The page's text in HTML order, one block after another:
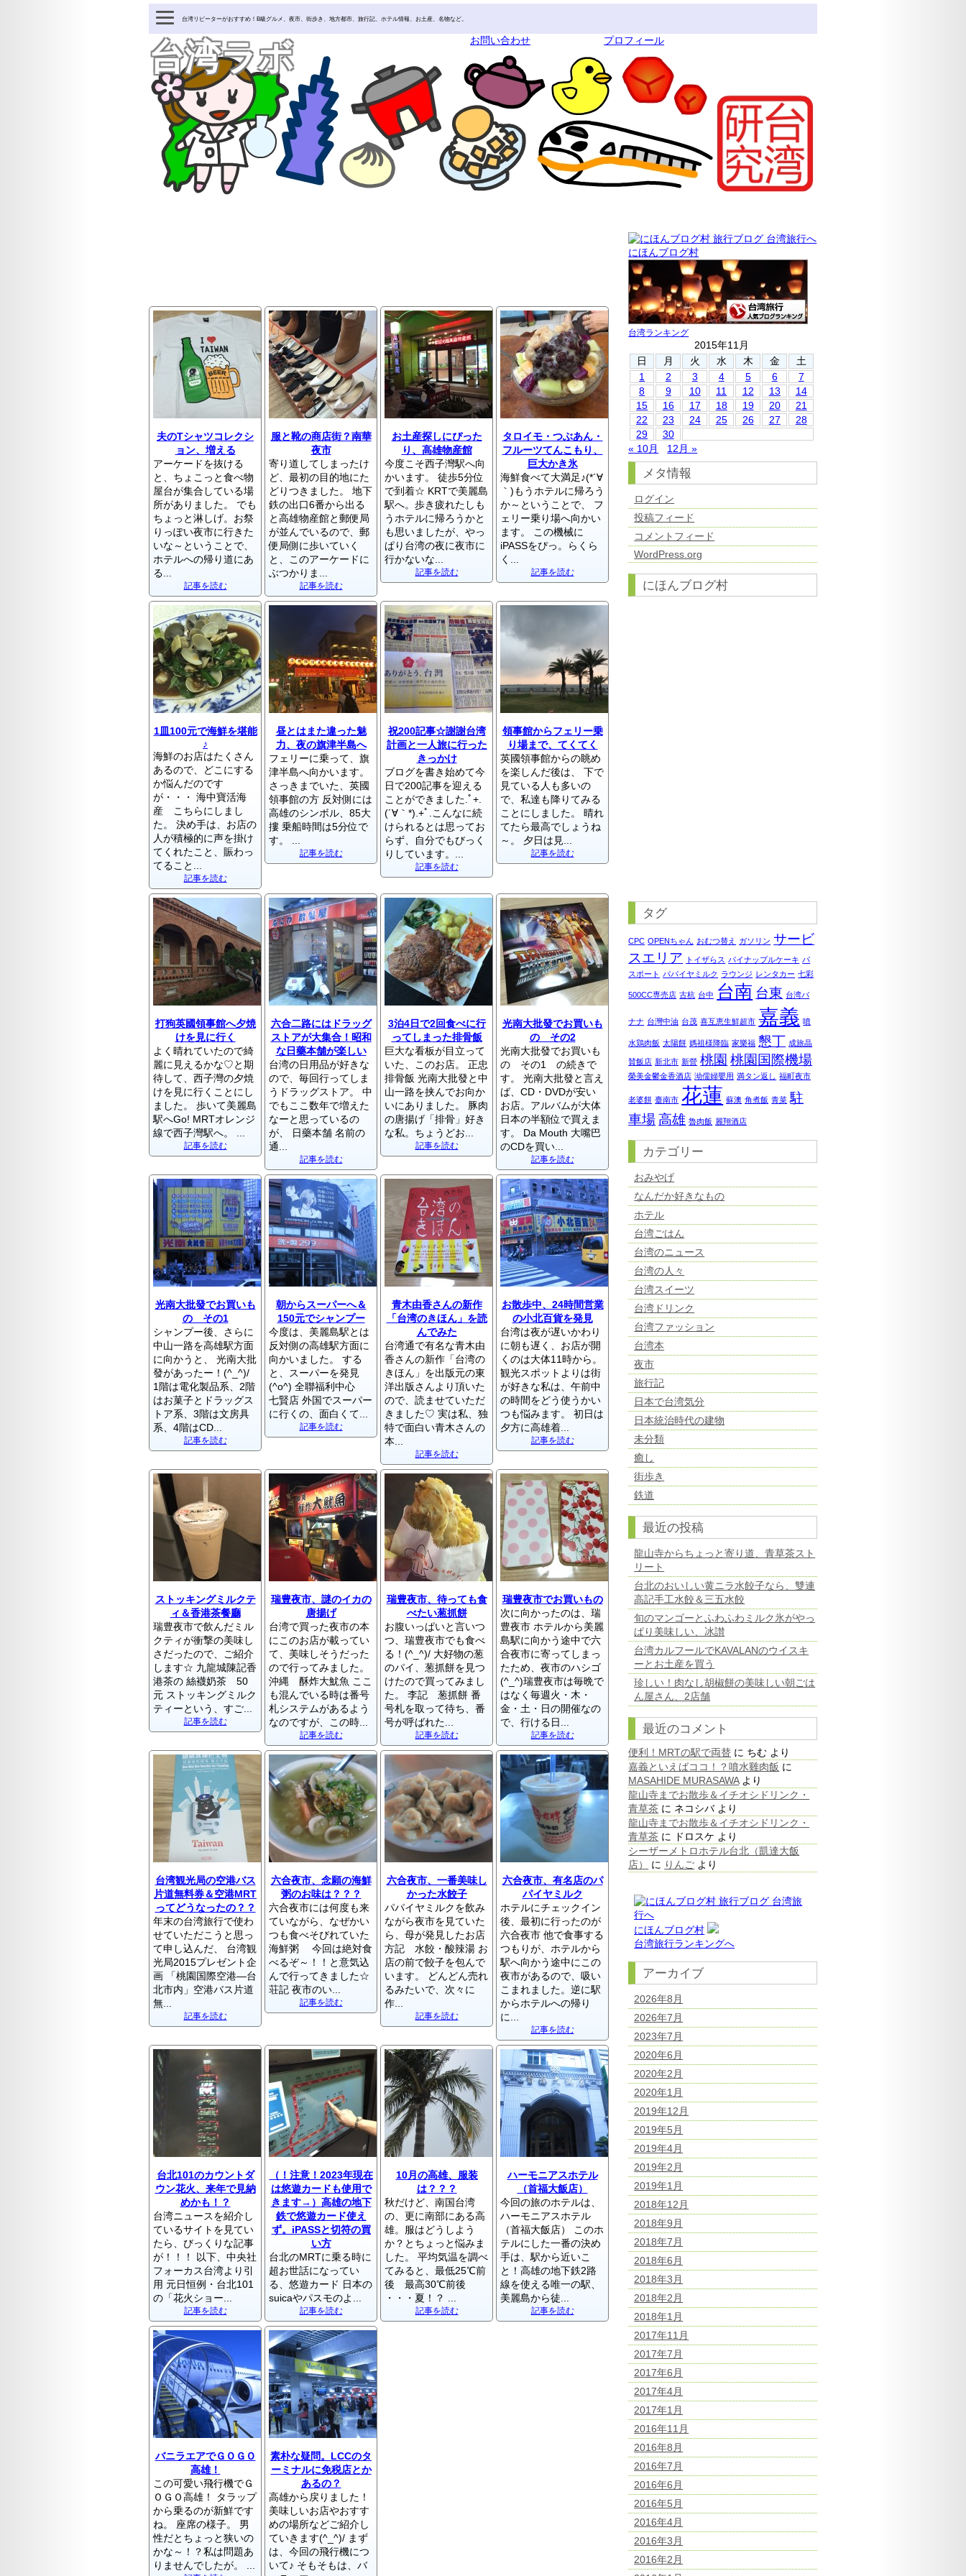
台湾リピーターがおすすめ！B級グルメ、夜市、街歩き、地方都市、旅行記、ホテル情報、お土産、名物など。
台湾ラボ お問い合わせ プロフィール
夫のTシャツコレクシ
ョン、増える
アーケードを抜ける
と、ちょこっと食べ物
屋台が集合している場
所がありました。 でも
ちょっと淋しげ。お祭
りっぽい夜市に行きた
いな～ということで、
ホテルへの帰り道にあ
る...
記事を読む
服と靴の商店街？南華
夜市
寄り道してしまったけ
ど、最初の目的地にた
どりつきました。 地下
鉄の出口6番から出る
と高雄物産館と郵便局
が並んでいるので、郵
便局側に歩いていく
と、このアーケードに
ぶつかりま...
記事を読む
お土産探しにぴった
り、高雄物産館
今度こそ西子灣駅へ向
かいます。 徒歩5分位
で到着☆ KRTで美麗島
駅へ。歩き疲れたしも
うホテルに帰ろうかと
も思いましたが、やっ
ぱり台湾の夜に夜市に
行かないな...
記事を読む
タロイモ・つぶあん・
フルーツてんこもり、
巨大かき氷
海鮮食べて大満足♪(*´∀
｀)もうホテルに帰ろう
か～ということで、 フ
ェリー乗り場へ向かい
ます。 この機械に
iPASSをぴっ。らくら
く...
記事を読む
1皿100元で海鮮を堪能
♪
海鮮のお店はたくさん
あるので、どこにする
か悩んだのです
が・・・ 海中寶活海
産 こちらにしまし
た。 決め手は、お店の
人が積極的に声を掛け
てくれたこと、賑わっ
てること...
記事を読む
昼とはまた違った魅
力、夜の旗津半島へ
フェリーに乗って、旗
津半島へ向かいます。
さっきまでいた、英國
領事館の方 反対側には
高雄のシンボル、85大
摟 乗船時間は5分位で
す。 ...
記事を読む
祝200記事☆謝謝台湾
計画と一人旅に行った
きっかけ
ブログを書き始めて今
日で200記事を迎える
ことができました.ﾟ+.
(´∀｀*).+ﾟ.こんなに続
けられるとは思ってお
らず、自分でもびっく
りしています。...
記事を読む
領事館からフェリー乗
り場まで、てくてく
英國領事館からの眺め
を楽しんだ後は、 下で
見ている人も多いの
で、私達も降りてみる
ことにしました。 晴れ
てたら最高でしょうね
～。 夕日は見...
記事を読む
打狗英國領事館へ夕焼
けを見に行く
よく晴れていたので綺
麗に見えるかな♡と期
待して、西子灣の夕焼
けを見に行くことにし
ました。 歩いて美麗島
駅へGo! MRTオレンジ
線で西子灣駅へ。 ...
記事を読む
六合二路にはドラッグ
ストアが大集合！昭和
な日藥本舗が楽しい
台湾の日用品が好きな
ので、毎回行ってしま
うドラッグストア。 中
でもここ数年で増えた
なーと思っているの
が、 日藥本舗 名前の
通...
記事を読む
3泊4日で2回食べに行
ってしまった排骨飯
巨大な看板が目立って
いた、このお店。 正忠
排骨飯 光南大批發と中
山一路を挟んでお向か
いにありました。 豚肉
の唐揚げ「排骨」好き
な私。ちょうどお...
記事を読む
光南大批發でお買いも
の その2
光南大批發でお買いも
の その1 の続きで
す。 光南大批發と言え
ば、CD・DVDが安い
お店。アルバムが大体
日本の半額位で買えま
す。 Da Mouth 大嘴巴
のCDを買い...
記事を読む
光南大批發でお買いも
の その1
シャンプー後、さらに
中山一路を高雄駅方面
に向かうと、 光南大批
發があったー！(^_^)/
1階は電化製品系、2階
はお菓子とドラッグス
トア系、3階は文房具
系、4階はCD...
記事を読む
朝からスーパーへ＆
150元でシャンプー
今度は、美麗島駅とは
反対側の高雄駅方面に
向かいました。 する
と、スーパーを発見
(^o^) 全聯福利中心
七賢店 外国でスーパー
に行くの、面白くて...
記事を読む
青木由香さんの新作
「台湾のきほん」を読
んでみた
台湾通で有名な青木由
香さんの新作「台湾の
きほん」を出版元の東
洋出版さんより頂いた
ので、読ませていただ
きました♡ 実は私、独
特で面白い青木さんの
本...
記事を読む
お散歩中、24時間営業
の小北百貨を発見
台湾は夜が遅いかわり
に朝も遅く、お店が開
くのは大体11時から。
観光スポットよりは街
が好きな私は、午前中
の時間をどう使うかい
つも悩みます。 初日は
夕方に高雄着...
記事を読む
ストッキングミルクテ
ィ＆香港茶餐廳
瑞豊夜市で飲んだミル
クティが衝撃の美味し
さだったので、ご紹介
します☆ 九龍城陳記香
港茶の 絲襪奶茶 50
元 ストッキングミルク
ティーという、すご...
記事を読む
瑞豊夜市、謎のイカの
唐揚げ
台湾で買った夜市の本
にこのお店が載ってい
て、美味しそうだった
ので行ってみました。
沖縄 酥炸大魷魚 ここ
も混んでいる時は番号
札システムがあるよう
なのですが、この時...
記事を読む
瑞豊夜市、待っても食
べたい葱抓餅
お腹いっぱいと言いつ
つ、瑞豊夜市でも食べ
る！(^_^)/ 大好物の葱
のパイ、葱抓餅を見つ
けたので買ってみまし
た。 李記 葱抓餅 番
号札を取って待ち、番
号が呼ばれた...
記事を読む
瑞豊夜市でお買いもの
次に向かったのは、瑞
豊夜市 ホテルから美麗
島駅に向かう途中で六
合夜市に寄ってしまっ
たため、夜市のハシゴ
(^_^)瑞豊夜市は毎晩で
はなく毎週火・木・
金・土・日の開催なの
で、行ける日...
記事を読む
台湾観光局の空港バス
片道無料券＆空港MRT
ってどうなったの？？
年末の台湾旅行で使わ
せていただこうと思っ
て申し込んだ、 台湾観
光局2015プレゼント企
画 「桃園国際空港―台
北市内」空港バス片道
無...
記事を読む
六合夜市、念願の海鮮
粥のお味は？？？
六合夜市には何度も来
ていながら、なぜかい
つも食べそびれていた
海鮮粥 今回は絶対食
べるぞ～！！と意気込
んで行ってきました☆
荘記 夜市のい...
記事を読む
六合夜市、一番美味し
かった水餃子
パパイヤミルクを飲み
ながら夜市を見ていた
ら、母が発見したお店
方記 水餃・酸辣湯 お
店の前で餃子を包んで
います。 どんどん売れ
るみたいで、次々に
作...
記事を読む
六合夜市、有名店のパ
パイヤミルク
ホテルにチェックイン
後、最初に行ったのが
六合夜市 他で食事する
つもりが、ホテルから
駅へ向かう途中にこの
夜市があるので、吸い
こまれました。逆に駅
からホテルへの帰り
に...
記事を読む
台北101のカウントダ
ウン花火、来年で見納
めかも！？
台湾ニュースを紹介し
ているサイトを見てい
たら、びっくりな記事
が！！！ 以下、中央社
フォーカス台湾より引
用 元日恒例・台北101
の「花火ショー...
記事を読む
（！注意！2023年現在
は悠遊カードも使用で
きます→）高雄の地下
鉄で悠遊カード使え
ず。iPASSと切符の買
い方
台北のMRTに乗る時に
超お世話になってい
る、悠遊カード 日本の
suicaやパスモのよ...
記事を読む
10月の高雄、服装
は？？？
秋だけど、南国台湾
の、更に南部にある高
雄。服はどうしよう
か？とちょっと悩みま
した。 平均気温を調べ
てみると、最低25℃前
後 最高30℃前後
・・・夏！？ ...
記事を読む
ハーモニアスホテル
（首福大飯店）
今回の旅のホテルは、
ハーモニアスホテル
（首福大飯店） このホ
テルにした一番の決め
手は、駅から近いこ
と！高雄の地下鉄2路
線を使える唯一の駅、
美麗島から徒...
記事を読む
バニラエアでＧＯＧＯ
高雄！
この可愛い飛行機でＧ
ＯＧＯ高雄！ タラップ
から乗るのが新鮮です
ね。 座席の様子。 男
性だとちょっと狭いの
かな～！？私は問題あ
りませんでしたが。 ...
素朴な疑問。LCCのタ
ーミナルに免税店とか
あるの？
高雄から戻りました！
美味しいお店やおすす
めの場所などご紹介し
ていきます(^_^)/ まず
は、今回の飛行機につ
いて♪ そもそもは、バ
にほんブログ村
台湾ランキング
2015年11月
日
月 火 水 木 金
土
1
2 3 4 5 6
7
8
9 10 11 12 13
14
15
16 17 18 19 20
21
22
23 24 25 26 27
28
29
30
« 10月
12月 »
メタ情報
ログイン
投稿フィード
コメントフィード
WordPress.org
にほんブログ村
タグ
CPC OPENちゃん おむつ替え ガソリン サービ
スエリア
トイザらス パイナップルケーキ パ
スポート パパイヤミルク ラウンジ レンタカー 七彩
500CC専売店 古杭 台中 台南 台東 台湾バ
ナナ 台灣中油 台茂 喜互恵生鮮超市 嘉義 噴
水鶏肉飯 太陽餅 媽祖様降臨 家樂福 懇丁 成旅晶
賛飯店 新北市 新營 桃園 桃園国際機場
榮美金鬱金香酒店 泑儒婦嬰用 満タン返し 福町夜市
老婆餅 臺南市 花蓮 蘇澳 角煮飯 青菜 駐
車場 高雄 魯肉飯 麗翔酒店
カテゴリー
おみやげ
なんだか好きなもの
ホテル
台湾ごはん
台湾のニュース
台湾の人々
台湾スイーツ
台湾ドリンク
台湾ファッション
台湾本
夜市
旅行記
日本で台湾気分
日本統治時代の建物
未分類
癒し
街歩き
鉄道
最近の投稿
龍山寺からちょっと寄り道、青草茶スト
リート
台北のおいしい黄ニラ水餃子なら、雙連
高記手工水餃＆三五水餃
旬のマンゴーとふわふわミルク氷がやっ
ぱり美味しい、冰讃
台湾カルフールでKAVALANのウイスキ
ーとお土産を買う
珍しい！肉なし胡椒餅の美味しい朝ごは
ん屋さん、2店舗
最近のコメント
便利！MRTの駅で両替 に ちむ より
嘉義といえばココ！？噴水雞肉飯 に
MASAHIDE MURASAWAより
龍山寺までお散歩＆イチオシドリンク・
青草茶 に ネコシバより
龍山寺までお散歩＆イチオシドリンク・
青草茶 に ドロスケ より
シーザーメトロホテル台北（凱達大飯
店）
に りんご より
にほんブログ村
台湾旅行ランキングへ
アーカイブ
2026年8月
2026年7月
2023年7月
2020年6月
2020年2月
2020年1月
2019年12月
2019年5月
2019年4月
2019年2月
2019年1月
2018年12月
2018年9月
2018年7月
2018年6月
2018年3月
2018年2月
2018年1月
2017年11月
2017年7月
2017年6月
2017年4月
2017年1月
2016年11月
2016年8月
2016年7月
2016年6月
2016年5月
2016年4月
2016年3月
2016年2月